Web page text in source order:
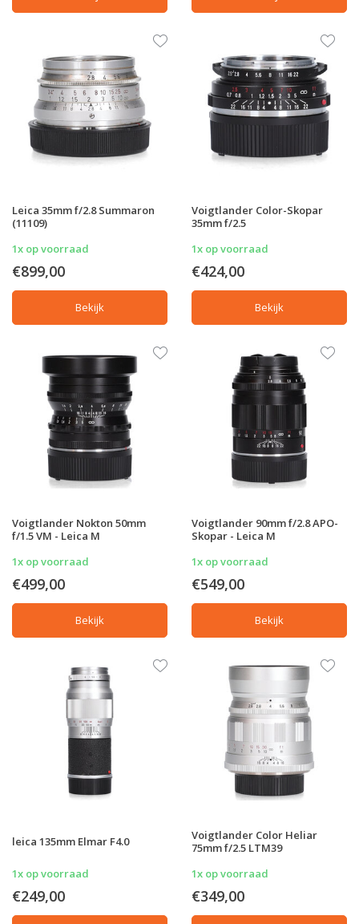
Leica 35mm f/2.8 Summaron
(11109)
1x op voorraad
€899,00
Bekijk
Voigtlander Color-Skopar
35mm f/2.5
1x op voorraad
€424,00
Bekijk
Voigtlander Nokton 50mm
f/1.5 VM - Leica M
1x op voorraad
€499,00
Bekijk
Voigtlander 90mm f/2.8 APO-
Skopar - Leica M
1x op voorraad
€549,00
Bekijk
leica 135mm Elmar F4.0
1x op voorraad
€249,00
Voigtlander Color Heliar
75mm f/2.5 LTM39
1x op voorraad
€349,00